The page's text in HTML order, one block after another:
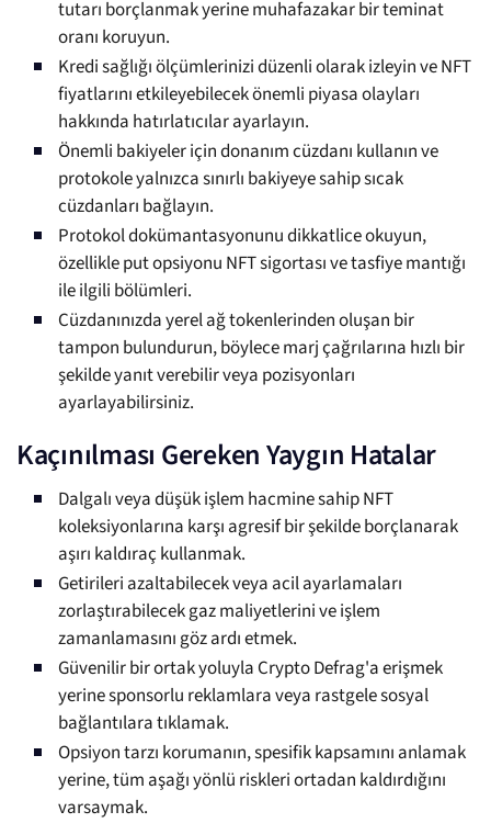
tutarı borçlanmak yerine muhafazakar bir teminat
oranı koruyun.
Kredi sağlığı ölçümlerinizi düzenli olarak izleyin ve NFT
fiyatlarını etkileyebilecek önemli piyasa olayları
hakkında hatırlatıcılar ayarlayın.
Önemli bakiyeler için donanım cüzdanı kullanın ve
protokole yalnızca sınırlı bakiyeye sahip sıcak
cüzdanları bağlayın.
Protokol dokümantasyonunu dikkatlice okuyun,
özellikle put opsiyonu NFT sigortası ve tasfiye mantığı
ile ilgili bölümleri.
Cüzdanınızda yerel ağ tokenlerinden oluşan bir
tampon bulundurun, böylece marj çağrılarına hızlı bir
şekilde yanıt verebilir veya pozisyonları
ayarlayabilirsiniz.
Kaçınılması Gereken Yaygın Hatalar
Dalgalı veya düşük işlem hacmine sahip NFT
koleksiyonlarına karşı agresif bir şekilde borçlanarak
aşırı kaldıraç kullanmak.
Getirileri azaltabilecek veya acil ayarlamaları
zorlaştırabilecek gaz maliyetlerini ve işlem
zamanlamasını göz ardı etmek.
Güvenilir bir ortak yoluyla Crypto Defrag'a erişmek
yerine sponsorlu reklamlara veya rastgele sosyal
bağlantılara tıklamak.
Opsiyon tarzı korumanın, spesifik kapsamını anlamak
yerine, tüm aşağı yönlü riskleri ortadan kaldırdığını
varsaymak.